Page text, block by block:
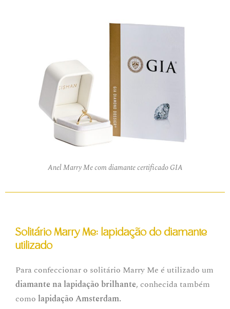
Anel Marry Me com diamante certificado GIA
Solitário Marry Me: lapidação do diamante
utilizado
Para confeccionar o solitário Marry Me é utilizado um
diamante na lapidação brilhante, conhecida também
como lapidação Amsterdam.